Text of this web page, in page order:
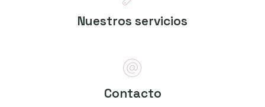
Nuestros servicios
Contacto